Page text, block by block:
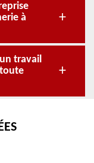
à
travail